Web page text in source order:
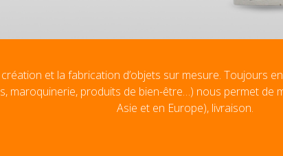
et la fabrication d’objets sur mesure. Toujours
maroquinerie, produits de bien-être…) nous permet
Asie et en Europe), livraison.